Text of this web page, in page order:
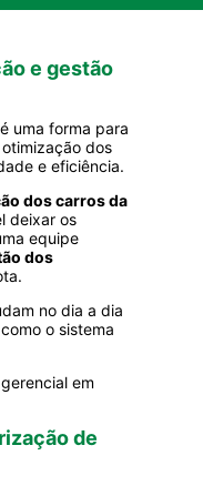
e gestão
é uma forma para
dos
e eficiência.
dos carros da
deixar os
equipe
dos
no dia a dia
o sistema
em
de